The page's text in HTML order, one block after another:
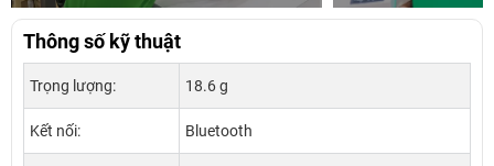
Thông số kỹ thuật
Trọng lượng: 18.6 g
Kết nối: Bluetooth